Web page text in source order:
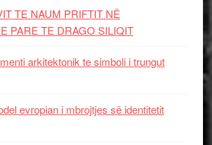
TE NAUM PRIFTIT NË
PARE TE DRAGO SILIQIT
arkitektonik te simboli i trungut
evropian i mbrojtjes së identitetit